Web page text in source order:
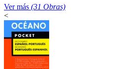
Ver más (31 Obras)
<